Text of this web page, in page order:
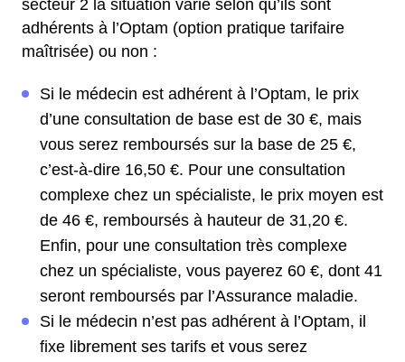
secteur 2 la situation varie selon qu’ils sont
adhérents à l’Optam (option pratique tarifaire
maîtrisée) ou non :
Si le médecin est adhérent à l’Optam, le prix
d’une consultation de base est de 30 €, mais
vous serez remboursés sur la base de 25 €,
c’est-à-dire 16,50 €. Pour une consultation
complexe chez un spécialiste, le prix moyen est
de 46 €, remboursés à hauteur de 31,20 €.
Enfin, pour une consultation très complexe
chez un spécialiste, vous payerez 60 €, dont 41
seront remboursés par l’Assurance maladie.
Si le médecin n’est pas adhérent à l’Optam, il
fixe librement ses tarifs et vous serez